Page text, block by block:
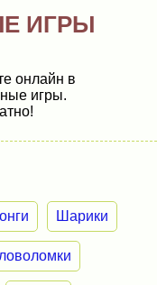
ИГРЫ
онлайн в
игры.
Шарики